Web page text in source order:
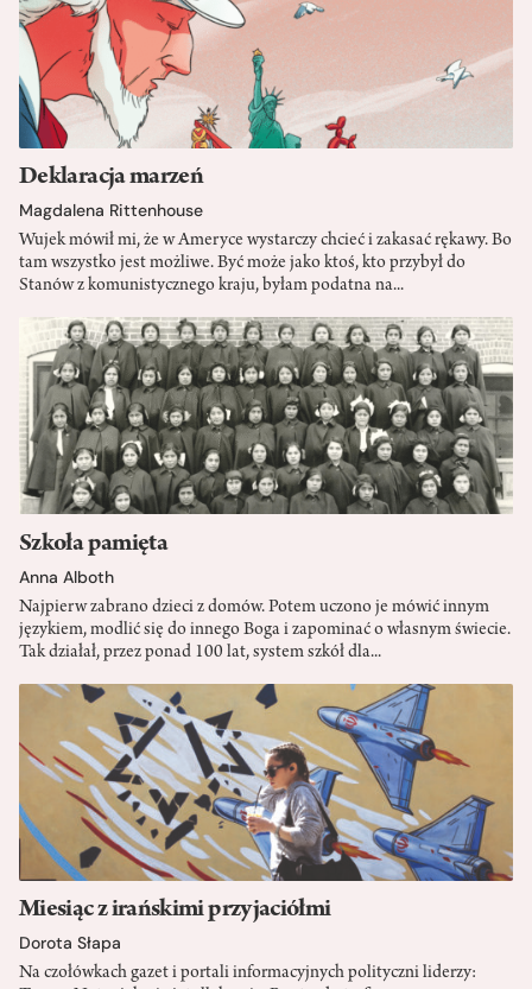
Deklaracja marzeń
Magdalena Rittenhouse
Wujek mówił mi, że w Ameryce wystarczy chcieć i zakasać rękawy. Bo
tam wszystko jest możliwe. Być może jako ktoś, kto przybył do
Stanów z komunistycznego kraju, byłam podatna na...
Szkoła pamięta
Anna Alboth
Najpierw zabrano dzieci z domów. Potem uczono je mówić innym
językiem, modlić się do innego Boga i zapominać o własnym świecie.
Tak działał, przez ponad 100 lat, system szkół dla...
Miesiąc z irańskimi przyjaciółmi
Dorota Słapa
Na czołówkach gazet i portali informacyjnych polityczni liderzy: